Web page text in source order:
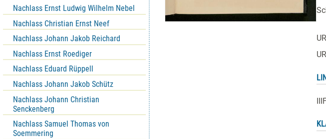
Nachlass Ernst Ludwig Wilhelm Nebel
Nachlass Christian Ernst Neef
Nachlass Johann Jakob Reichard
Nachlass Ernst Roediger
Nachlass Eduard Rüppell
Nachlass Johann Jakob Schütz
Nachlass Johann Christian
Senckenberg
Nachlass Samuel Thomas von
Soemmering